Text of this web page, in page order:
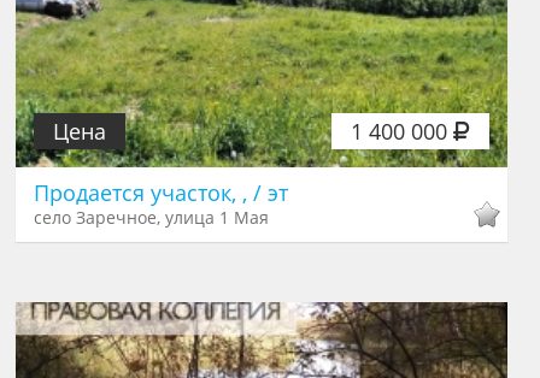
1 400 000
Цена
Продается участок, , / эт
село Заречное, улица 1 Мая